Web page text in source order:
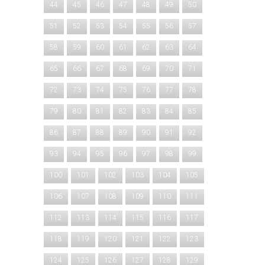
44 45 46 47 48 49 50
51 52 53 54 55 56 57
58 59 60 61 62 63 64
65 66 67 68 69 70 71
72 73 74 75 76 77 78
79 80 81 82 83 84 85
86 87 88 89 90 91 92
93 94 95 96 97 98 99
100 101 102 103 104 105
106 107 108 109 110 111
112 113 114 115 116 117
118 119 120 121 122 123
124 125 126 127 128 129